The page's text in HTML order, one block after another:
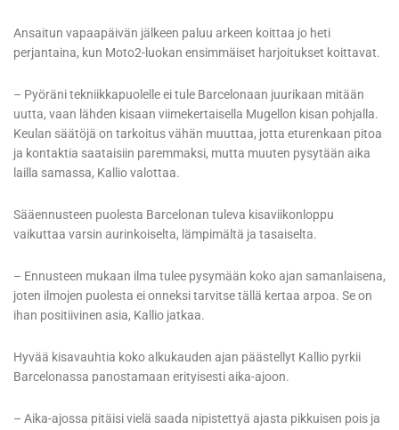
Ansaitun vapaapäivän jälkeen paluu arkeen koittaa jo heti
perjantaina, kun Moto2-luokan ensimmäiset harjoitukset koittavat.
– Pyöräni tekniikkapuolelle ei tule Barcelonaan juurikaan mitään
uutta, vaan lähden kisaan viimekertaisella Mugellon kisan pohjalla.
Keulan säätöjä on tarkoitus vähän muuttaa, jotta eturenkaan pitoa
ja kontaktia saataisiin paremmaksi, mutta muuten pysytään aika
lailla samassa, Kallio valottaa.
Sääennusteen puolesta Barcelonan tuleva kisaviikonloppu
vaikuttaa varsin aurinkoiselta, lämpimältä ja tasaiselta.
– Ennusteen mukaan ilma tulee pysymään koko ajan samanlaisena,
joten ilmojen puolesta ei onneksi tarvitse tällä kertaa arpoa. Se on
ihan positiivinen asia, Kallio jatkaa.
Hyvää kisavauhtia koko alkukauden ajan päästellyt Kallio pyrkii
Barcelonassa panostamaan erityisesti aika-ajoon.
– Aika-ajossa pitäisi vielä saada nipistettyä ajasta pikkuisen pois ja